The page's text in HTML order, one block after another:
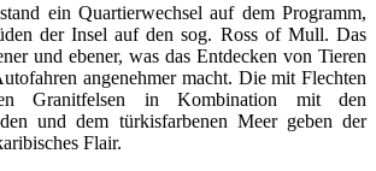
ein Quartierwechsel auf dem Programm,
der Insel auf den sog. Ross of Mull. Das
und ebener, was das Entdecken von Tieren
angenehmer macht. Die mit Flechten
Granitfelsen in Kombination mit den
und dem türkisfarbenen Meer geben der
Flair.